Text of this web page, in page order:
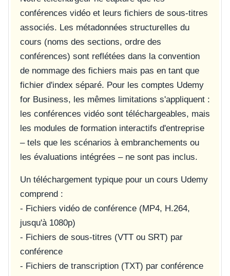
conférences vidéo et leurs fichiers de sous-titres
associés. Les métadonnées structurelles du
cours (noms des sections, ordre des
conférences) sont reflétées dans la convention
de nommage des fichiers mais pas en tant que
fichier d'index séparé. Pour les comptes Udemy
for Business, les mêmes limitations s'appliquent :
les conférences vidéo sont téléchargeables, mais
les modules de formation interactifs d'entreprise
– tels que les scénarios à embranchements ou
les évaluations intégrées – ne sont pas inclus.
Un téléchargement typique pour un cours Udemy
comprend :
- Fichiers vidéo de conférence (MP4, H.264,
jusqu'à 1080p)
- Fichiers de sous-titres (VTT ou SRT) par
conférence
- Fichiers de transcription (TXT) par conférence